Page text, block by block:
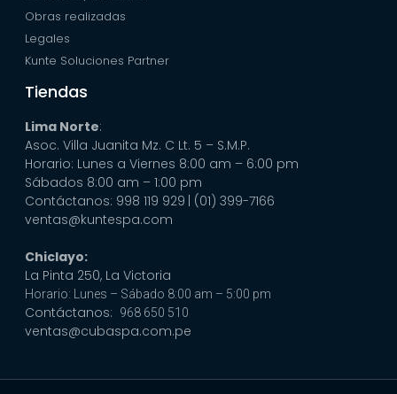
Obras realizadas
Legales
Kunte Soluciones Partner
Tiendas
Lima Norte:
Asoc. Villa Juanita Mz. C Lt. 5 – S.M.P.
Horario: Lunes a Viernes 8:00 am – 6:00 pm
Sábados 8:00 am – 1:00 pm
Contáctanos: 998 119 929 | (01) 399-7166
ventas@kuntespa.com
Chiclayo:
La Pinta 250, La Victoria
Horario: Lunes – Sábado 8:00 am – 5:00 pm
Contáctanos: 968 650 510
ventas@cubaspa.com.pe